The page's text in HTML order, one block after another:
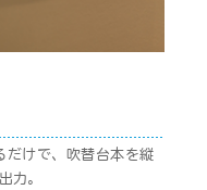
だけで、吹替台本を縦
力。